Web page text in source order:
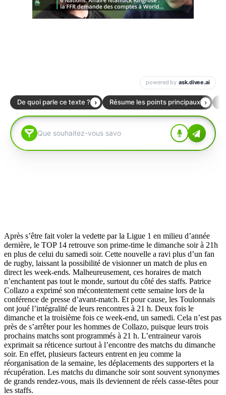
Après s’être fait voler la vedette par la Ligue 1 en milieu d’année
dernière, le TOP 14 retrouve son prime-time le dimanche soir à 21h
en plus de celui du samedi soir. Cette nouvelle a ravi plus d’un fan
de rugby, laissant la possibilité de visionner un match de plus en
direct les week-ends. Malheureusement, ces horaires de match
n’enchantent pas tout le monde, surtout du côté des staffs. Patrice
Collazo a exprimé son mécontentement cette semaine lors de la
conférence de presse d’avant-match. Et pour cause, les Toulonnais
ont joué l’intégralité de leurs rencontres à 21 h. Deux fois le
dimanche et la troisième fois ce week-end, un samedi. Cela n’est pas
près de s’arrêter pour les hommes de Collazo, puisque leurs trois
prochains matchs sont programmés à 21 h. L’entraineur varois
exprimait sa réticence surtout à l’encontre des matchs du dimanche
soir. En effet, plusieurs facteurs entrent en jeu comme la
réorganisation de la semaine, les déplacements des supporters et la
récupération. Les matchs du dimanche soir sont souvent synonymes
de grands rendez-vous, mais ils deviennent de réels casse-têtes pour
les staffs.